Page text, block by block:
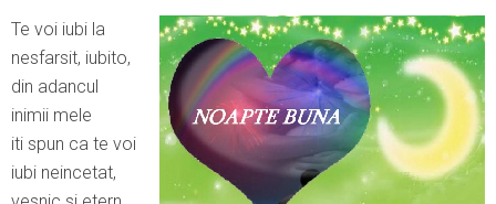
Te voi iubi la
nesfarsit, iubito,
din adancul
inimii mele
iti spun ca te voi
iubi neincetat,